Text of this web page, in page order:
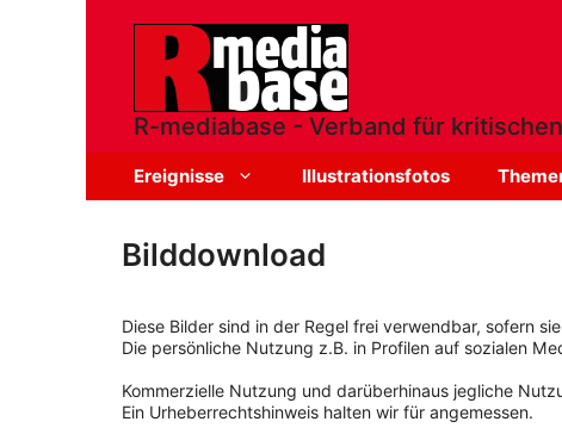
R-mediabase - Verband für
Ereignisse Illustrationsfotos
Bilddownload
Diese Bilder sind in der Regel frei verwendbar, sofern
Die persönliche Nutzung z.B. in Profilen auf sozialen
Kommerzielle Nutzung und darüberhinaus jegliche
Ein Urheberrechtshinweis halten wir für angemessen.